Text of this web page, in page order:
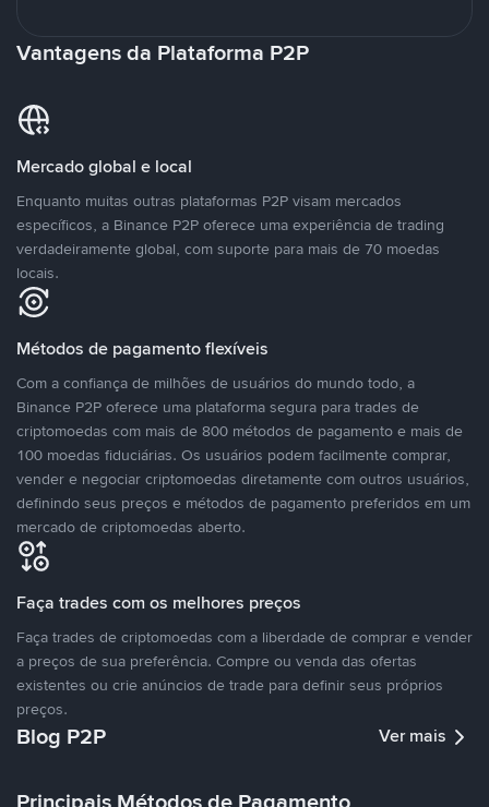
Vantagens da Plataforma P2P
Mercado global e local
Enquanto muitas outras plataformas P2P visam mercados
específicos, a Binance P2P oferece uma experiência de trading
verdadeiramente global, com suporte para mais de 70 moedas
locais.
Métodos de pagamento flexíveis
Com a confiança de milhões de usuários do mundo todo, a
Binance P2P oferece uma plataforma segura para trades de
criptomoedas com mais de 800 métodos de pagamento e mais de
100 moedas fiduciárias. Os usuários podem facilmente comprar,
vender e negociar criptomoedas diretamente com outros usuários,
definindo seus preços e métodos de pagamento preferidos em um
mercado de criptomoedas aberto.
Faça trades com os melhores preços
Faça trades de criptomoedas com a liberdade de comprar e vender
a preços de sua preferência. Compre ou venda das ofertas
existentes ou crie anúncios de trade para definir seus próprios
preços.
Blog P2P Ver mais